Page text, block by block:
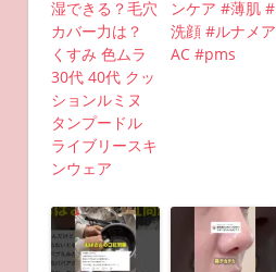
湿できる？毛穴
カバー力は？
くすみ 色ムラ
30代 40代 クッ
ションルミヌ
タンプードル
ライブリースキ
ンウェア
ンケア #薄肌 #
洗顔 #ルナメア
AC #pms